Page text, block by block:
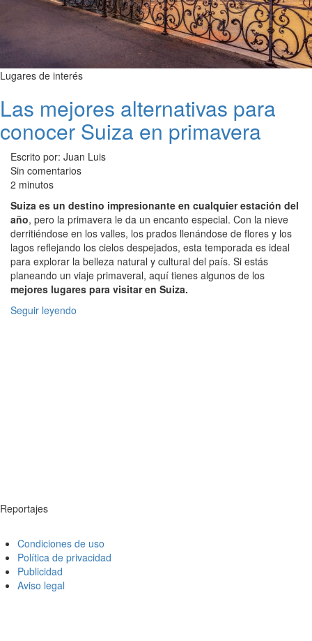
Lugares de interés
Las mejores alternativas para
conocer Suiza en primavera
Escrito por: Juan Luis
Sin comentarios
2 minutos
Suiza es un destino impresionante en cualquier estación del
año, pero la primavera le da un encanto especial. Con la nieve
derritiéndose en los valles, los prados llenándose de flores y los
lagos reflejando los cielos despejados, esta temporada es ideal
para explorar la belleza natural y cultural del país. Si estás
planeando un viaje primaveral, aquí tienes algunos de los
mejores lugares para visitar en Suiza.
Seguir leyendo
Reportajes
Condiciones de uso
Política de privacidad
Publicidad
Aviso legal